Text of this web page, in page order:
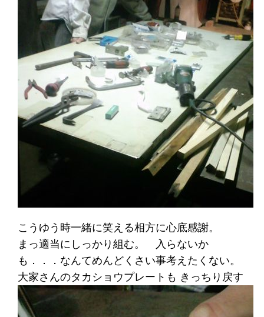
こうゆう時一緒に笑える相方に心底感謝。
まっ適当にしっかり組む。 入らないか
も．．．なんてめんどくさい事考えたくない。
大家さんのタカショウプレートも きっちり戻す